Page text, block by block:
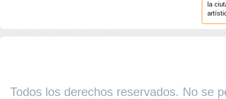
la
Todos los derechos reservados. No se